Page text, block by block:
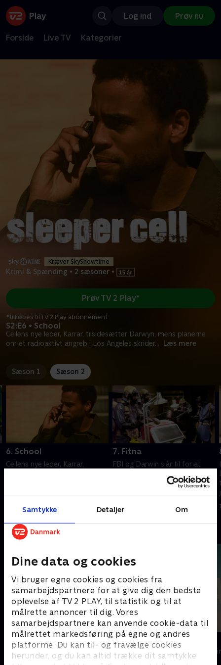
Samtykke Detaljer Om
Dine data og cookies
Vi bruger egne cookies og cookies fra
samarbejdspartnere for at give dig den bedste
oplevelse af TV 2 PLAY, til statistik og til at
målrette annoncer til dig. Vores
samarbejdspartnere kan anvende cookie-data til
målrettet markedsføring på egne og andres
platforme. Du kan til- og fravælge cookies
herunder, og du kan altid trække dit samtykke
Log ind Prøv nu
Forside Live TV Kategorier
Kræver SkyShowtime
Krimi & Spænding • 2 sæsoner •
S2:E6 • School
Cellens nye leder, Karrar, tilsidesætter Darwyn, mens planerne
om et radioaktivt angreb i Los Angeles skrider... Læs mere
Prøv TV 2 Play*
*tilkøbes til TV 2 Play abonnement
Sæson 1 Sæson 2
6. School
Cellens nye leder, Karrar,
amerikansk humanist.
1. juli 2021 • 51 min
7. Fitna
FBI og Darwin slår til for at
sprænge radioaktive beskidte
1. juli 2021 • 50 min
Andre så også
Top Dog
Krimi & Spænding • 1 sæsoner
The Au Pair
Krimi &